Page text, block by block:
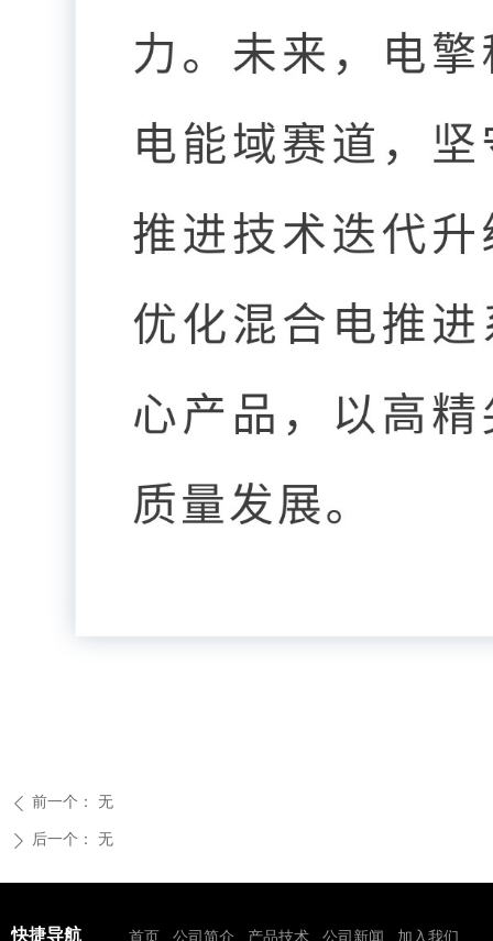
ꄴ 前一个： 无
ꄲ 后一个： 无
快捷导航 首页 公司简介 产品技术 公司新闻 加入我们